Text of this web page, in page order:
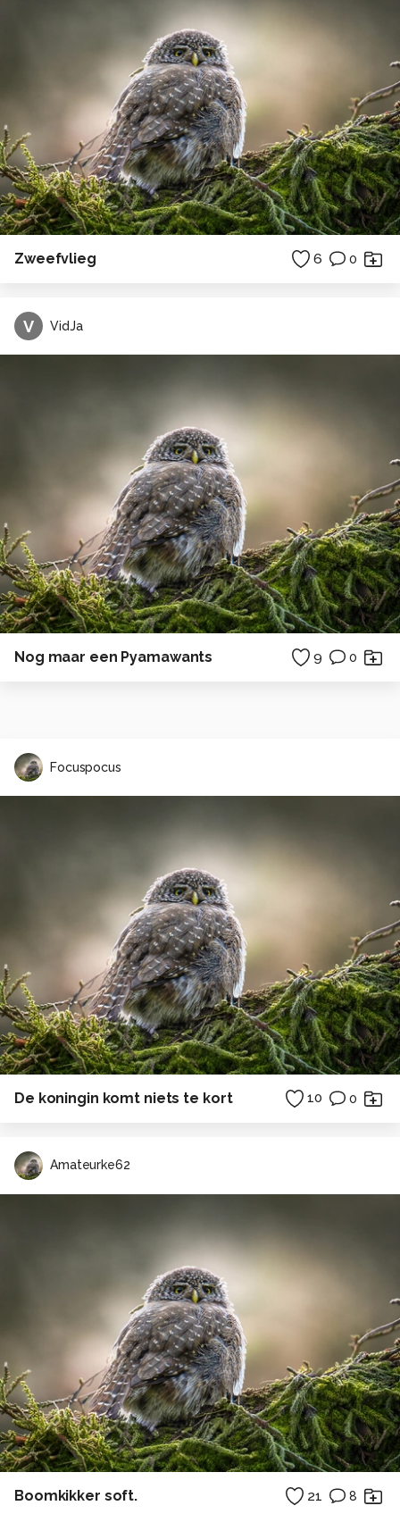
Zweefvlieg 6 0
V VidJa
Nog maar een Pyamawants 9 0
Focuspocus
De koningin komt niets te kort 10 0
Amateurke62
Boomkikker soft. 21 8